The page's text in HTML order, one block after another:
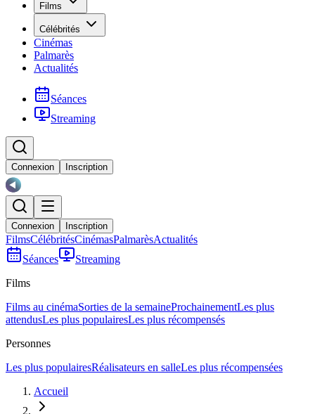
Films
Célébrités
Cinémas
Palmarès
Actualités
Séances
Streaming
Connexion Inscription
Connexion Inscription
FilmsCélébritésCinémasPalmarèsActualités
Séances
Streaming
Films
Films au cinémaSorties de la semaineProchainementLes plus
attendusLes plus populairesLes plus récompensés
Personnes
Les plus populairesRéalisateurs en salleLes plus récompensées
Accueil